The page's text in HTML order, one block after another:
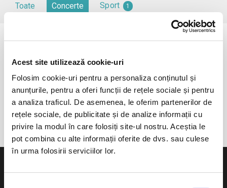
Acest site utilizează cookie-uri
Folosim cookie-uri pentru a personaliza conținutul și
anunțurile, pentru a oferi funcții de rețele sociale și pentru
a analiza traficul. De asemenea, le oferim partenerilor de
rețele sociale, de publicitate și de analize informații cu
privire la modul în care folosiți site-ul nostru. Aceștia le
pot combina cu alte informații oferite de dvs. sau culese
în urma folosirii serviciilor lor.
Toate Concerte Sport 1
0 evenimente in viitorul apropiat
revino mai tarziu
anunta-ma pe email cand apare urmatorul eveniment la Sibiu